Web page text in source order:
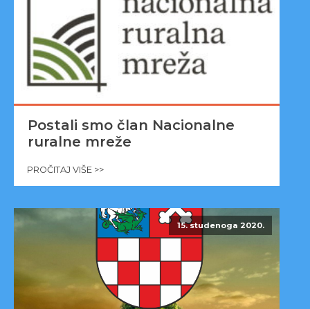
Postali smo član Nacionalne
ruralne mreže
PROČITAJ VIŠE >>
15. studenoga 2020.